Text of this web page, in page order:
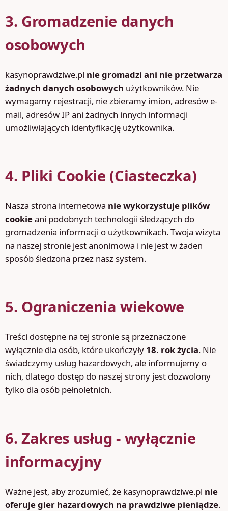
3. Gromadzenie danych
osobowych
kasynoprawdziwe.pl nie gromadzi ani nie przetwarza
żadnych danych osobowych użytkowników. Nie
wymagamy rejestracji, nie zbieramy imion, adresów e-
mail, adresów IP ani żadnych innych informacji
umożliwiających identyfikację użytkownika.
4. Pliki Cookie (Ciasteczka)
Nasza strona internetowa nie wykorzystuje plików
cookieani podobnych technologii śledzących do
gromadzenia informacji o użytkownikach. Twoja wizyta
na naszej stronie jest anonimowa i nie jest w żaden
sposób śledzona przez nasz system.
5. Ograniczenia wiekowe
Treści dostępne na tej stronie są przeznaczone
wyłącznie dla osób, które ukończyły 18. rok życia. Nie
świadczymy usług hazardowych, ale informujemy o
nich, dlatego dostęp do naszej strony jest dozwolony
tylko dla osób pełnoletnich.
6. Zakres usług - wyłącznie
informacyjny
Ważne jest, aby zrozumieć, że kasynoprawdziwe.pl nie
oferuje gier hazardowych na prawdziwe pieniądze.